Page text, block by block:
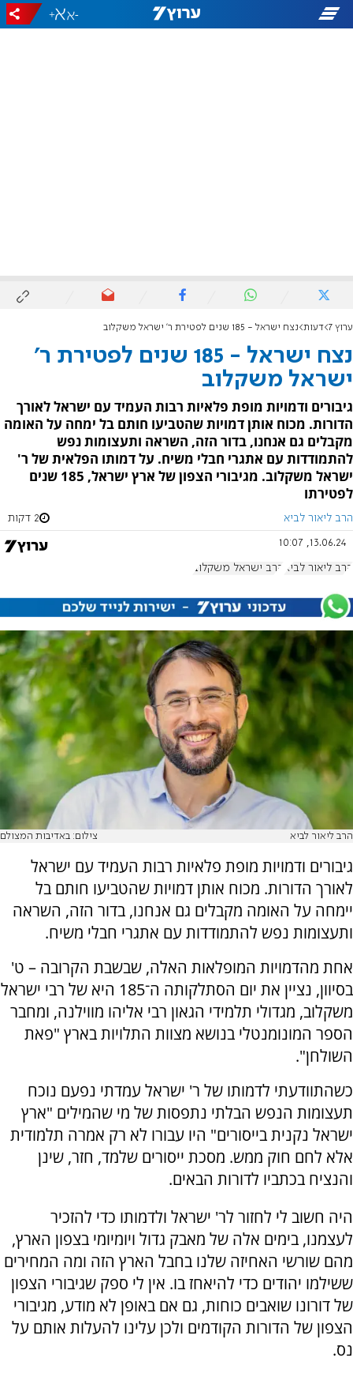
-
+
ערוץ 7 דעות נצח ישראל - 185 שנים לפטירת ר' ישראל משקלוב
נצח ישראל - 185 שנים לפטירת ר'
ישראל משקלוב
גיבורים ודמויות מופת פלאיות רבות העמיד עם ישראל לאורך
הדורות. מכוח אותן דמויות שהטביעו חותם בל ימחה על האומה
מקבלים גם אנחנו, בדור הזה, השראה ותעצומות נפש
להתמודדות עם אתגרי חבלי משיח. על דמותו הפלאית של ר'
ישראל משקלוב. מגיבורי הצפון של ארץ ישראל, 185 שנים
לפטירתו
הרב ליאור לביא 2 דקות
13.06.24, 10:07
הרב ליאור לביא הרב ישראל משקלוב
הרב ליאור לביא צילום: באדיבות המצולם
גיבורים ודמויות מופת פלאיות רבות העמיד עם ישראל
לאורך הדורות. מכוח אותן דמויות שהטביעו חותם בל
יימחה על האומה מקבלים גם אנחנו, בדור הזה, השראה
ותעצומות נפש להתמודדות עם אתגרי חבלי משיח.
אחת מהדמויות המופלאות האלה, שבשבת הקרובה – ט'
בסיוון, נציין את יום הסתלקותה ה־185 היא של רבי ישראל
משקלוב, מגדולי תלמידי הגאון רבי אליהו מווילנה, ומחבר
הספר המונומנטלי בנושא מצוות התלויות בארץ "פאת
השולחן".
כשהתוודעתי לדמותו של ר' ישראל עמדתי נפעם נוכח
תעצומות הנפש הבלתי נתפסות של מי שהמילים "ארץ
ישראל נקנית בייסורים" היו עבורו לא רק אמרה תלמודית
אלא לחם חוק ממש. מסכת ייסורים שלמד, חזר, שינן
והנציח בכתביו לדורות הבאים.
היה חשוב לי לחזור לר' ישראל ולדמותו כדי להזכיר
לעצמנו, בימים אלה של מאבק גדול ויומיומי בצפון הארץ,
מהם שורשי האחיזה שלנו בחבל הארץ הזה ומה המחירים
ששילמו יהודים כדי להיאחז בו. אין לי ספק שגיבורי הצפון
של דורונו שואבים כוחות, גם אם באופן לא מודע, מגיבורי
הצפון של הדורות הקודמים ולכן עלינו להעלות אותם על
נס.